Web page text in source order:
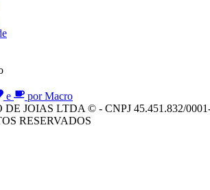
e
por Macro
JOIAS LTDA © - CNPJ 45.451.832/
RESERVADOS